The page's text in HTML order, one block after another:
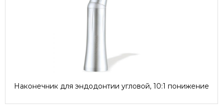
Наконечник для эндодонтии угловой, 10:1 понижение